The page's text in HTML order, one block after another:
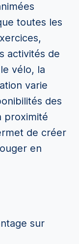
toutes les
activités de
vélo, la
varie
des
proximité
de créer
en
sur